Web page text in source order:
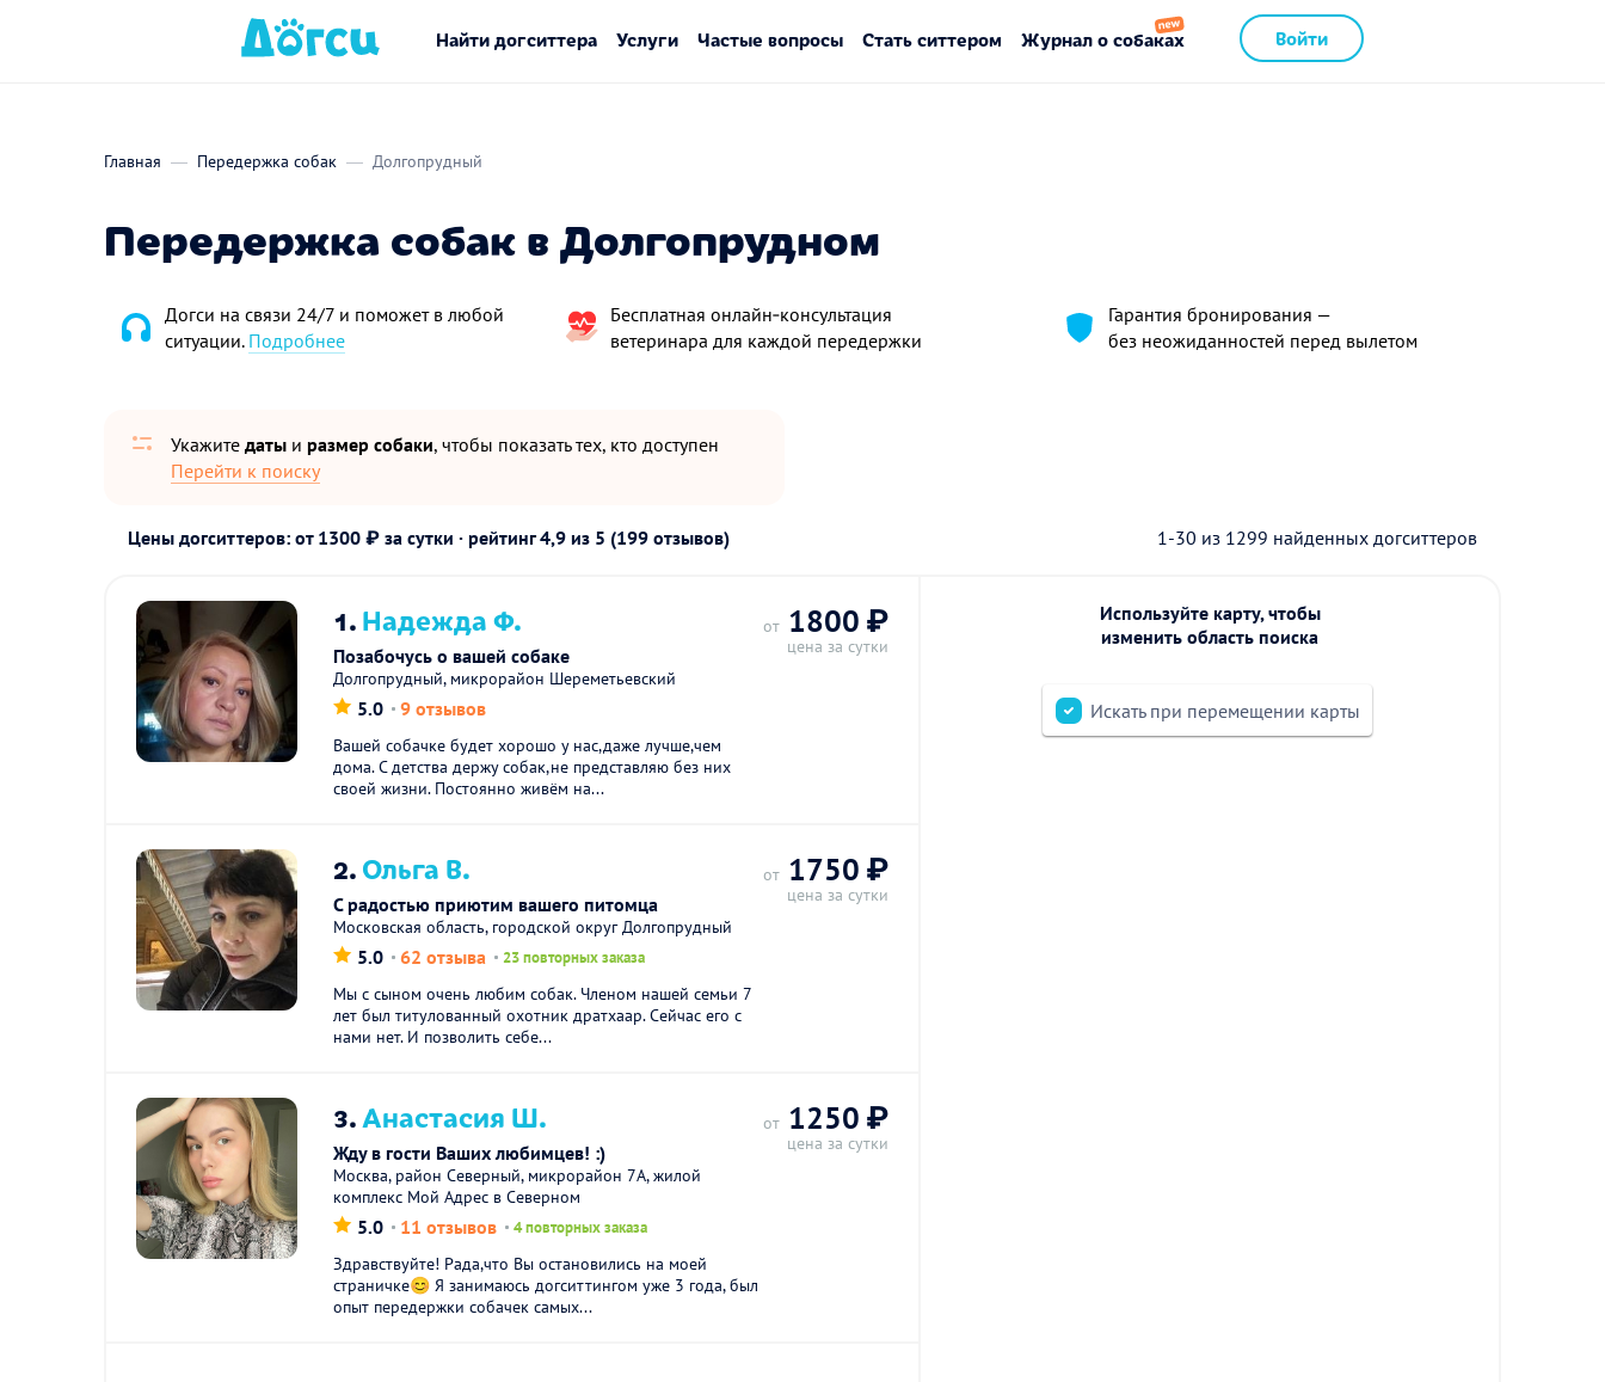
Войти
Найти догситтера Услуги Частые вопросы Стать ситтером Журнал о собаках
Главная Передержка собак Долгопрудный
Передержка собак в Долгопрудном
Догси на связи 24/7 и поможет в любой
ситуации. Подробнее
Бесплатная онлайн‑консультация
ветеринара для каждой передержки
Гарантия бронирования —
без неожиданностей перед вылетом
Укажите даты и размер собаки, чтобы показать тех, кто доступен
Перейти к поиску
Цены догситтеров: от 1300 ₽ за сутки · рейтинг4,9 из 5 (199 отзывов) 1-30 из 1299 найденных догситтеров
1.Надежда Ф.
Позабочусь о вашей собаке
Долгопрудный, микрорайон Шереметьевский
5.0 9 отзывов
Вашей собачке будет хорошо у нас,даже лучше,чем
дома. С детства держу собак,не представляю без них
своей жизни. Постоянно живём на...
от 1800 ₽
цена за сутки
2.Ольга В.
С радостью приютим вашего питомца
Московская область, городской округ Долгопрудный
5.0 62 отзыва 23 повторных заказа
Мы с сыном очень любим собак. Членом нашей семьи 7
лет был титулованный охотник дратхаар. Сейчас его с
нами нет. И позволить себе...
от 1750 ₽
цена за сутки
3.Анастасия Ш.
Жду в гости Ваших любимцев! :)
Москва, район Северный, микрорайон 7А, жилой
комплекс Мой Адрес в Северном
5.0 11 отзывов 4 повторных заказа
Здравствуйте! Рада,что Вы остановились на моей
страничке😊 Я занимаюсь догситтингом уже 3 года, был
опыт передержки собачек самых...
от 1250 ₽
цена за сутки
Используйте карту, чтобы
изменить область поиска
Искать при перемещении карты